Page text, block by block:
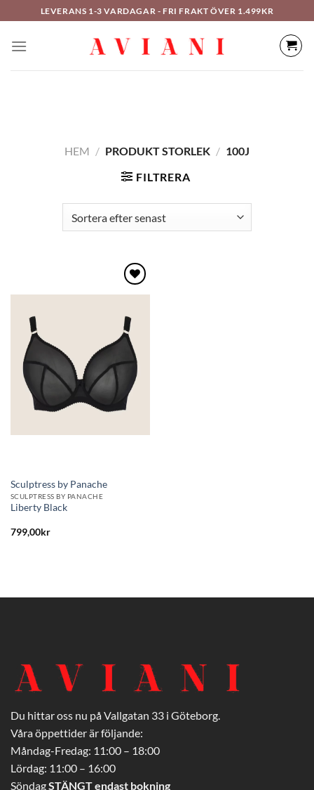
till
innehåll
LEVERANS 1-3 VARDAGAR - FRI FRAKT ÖVER 1.499KR
HEM / PRODUKT STORLEK / 100J
FILTRERA
till i
önskelistan
Sculptress by Panache
SCULPTRESS BY PANACHE
Liberty Black
799,00kr
Du hittar oss nu på Vallgatan 33 i Göteborg.
Våra öppettider är följande:
Måndag-Fredag: 11:00 – 18:00
Lördag: 11:00 – 16:00
SöndagSTÄNGT endast bokning